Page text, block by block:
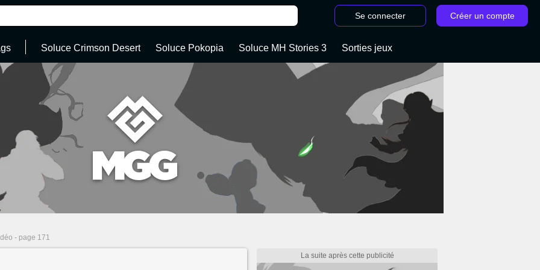
Se connecter Créer un compte
Soluce Crimson Desert Soluce Pokopia Soluce MH Stories 3 Sorties jeux
- page 171